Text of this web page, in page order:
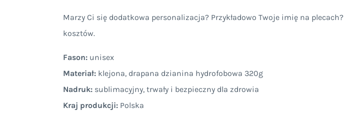
Marzy Ci się dodatkowa personalizacja? Przykładowo Twoje imię na plecach?
kosztów.
Fason: unisex
Materiał: klejona, drapana dzianina hydrofobowa 320g
Nadruk: sublimacyjny, trwały i bezpieczny dla zdrowia
Kraj produkcji: Polska